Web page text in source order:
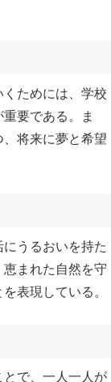
ためには、学校
要である。ま
将来に夢と希望
うるおいを持た
まれた自然を守
表現している。
で、一人一人が